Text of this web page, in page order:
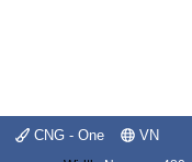
CNG - One VN